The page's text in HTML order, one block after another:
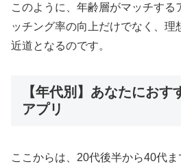
このように、年齢層がマッチする
ッチング率の向上だけでなく、理
近道となるのです。
【年代別】あなたにおす
アプリ
ここからは、20代後半から40代